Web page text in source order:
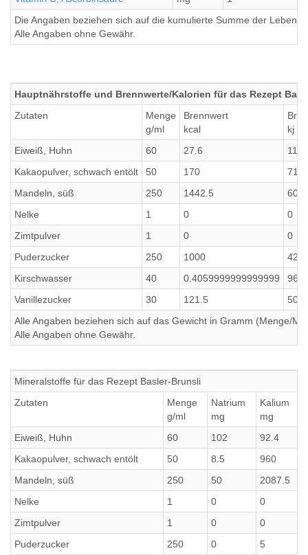
Die Angaben beziehen sich auf die kumulierte Summe der
Alle Angaben ohne Gewähr.
Hauptnährstoffe und Brennwerte/Kalorien für das Rezept
Zutaten
Menge
g/ml
Brennwert
kcal
kj
Eiweiß, Huhn
60 27.6
Kakaopulver, schwach entölt
50 170
Mandeln, süß
250 1442.5
Nelke
1 0
0
Zimtpulver
1 0
0
Puderzucker
250 1000
Kirschwasser
40 0.4059999999999999
96.8
Vanillezucker
30 121.5
Alle Angaben beziehen sich auf das Gewicht in Gramm (Menge/
Alle Angaben ohne Gewähr.
Mineralstoffe für das Rezept Basler-Brunsli
Zutaten
Menge
g/ml
Natrium
mg
Kalium
mg
Eiweiß, Huhn
60 102 92.4
Kakaopulver, schwach entölt
50 8.5 960
Mandeln, süß
250 50 2087.5
Nelke
1 0 0
Zimtpulver
1 0 0
Puderzucker
250 0 5